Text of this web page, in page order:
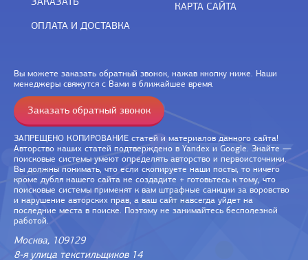
ОПЛАТА И ДОСТАВКА
КАРТА САЙТА
Вы можете заказать обратный звонок, нажав кнопку ниже. Наши
менеджеры свяжутся с Вами в ближайшее время.
Заказать обратный звонок
ЗАПРЕЩЕНО КОПИРОВАНИЕ статей и материалов данного сайта!
Авторство наших статей подтверждено в Yandex и Google. Знайте —
поисковые системы умеют определять авторство и первоисточники.
Вы должны понимать, что если скопируете наши посты, то ничего
кроме дубля нашего сайта не создадите + готовьтесь к тому, что
поисковые системы применят к вам штрафные санкции за воровство
и нарушение авторских прав, а ваш сайт навсегда уйдет на
последние места в поиске. Поэтому не занимайтесь бесполезной
работой.
Москва, 109129
8-я улица текстильщиков 14